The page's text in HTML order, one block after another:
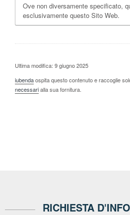
Ove non diversamente specificato,
esclusivamente questo Sito Web.
Ultima modifica: 9 giugno 2025
iubendaospita questo contenuto e raccoglie
necessarialla sua fornitura.
RICHIESTA